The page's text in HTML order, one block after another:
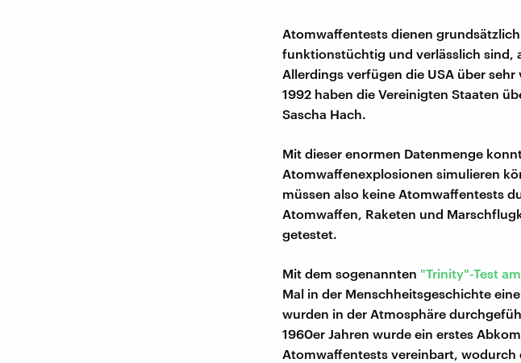
Atomwaffentests dienen
funktionstüchtig und verlässlich sind,
Allerdings verfügen die USA über
1992 haben die Vereinigten Staaten
Sascha Hach.
Mit dieser enormen Datenmenge
Atomwaffenexplosionen simulieren
müssen also keine Atomwaffentests
Atomwaffen, Raketen und
getestet.
Mit dem sogenannten "Trinity"-Test
Mal in der Menschheitsgeschichte
wurden in der Atmosphäre
1960er Jahren wurde ein erstes
Atomwaffentests vereinbart,